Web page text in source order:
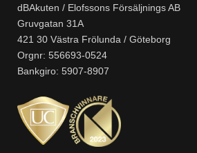
dBAkuten / Elofssons Försäljnings AB
Gruvgatan 31A
421 30 Västra Frölunda / Göteborg
Orgnr: 556693-0524
Bankgiro: 5907-8907